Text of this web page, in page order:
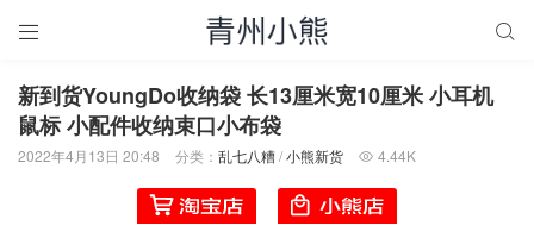
 
新到货YoungDo收纳袋 长13厘米宽10厘米 小耳机
鼠标 小配件收纳束口小布袋
2022年4月13日 20:48 分类： 乱七八糟/小熊新货  4.44K